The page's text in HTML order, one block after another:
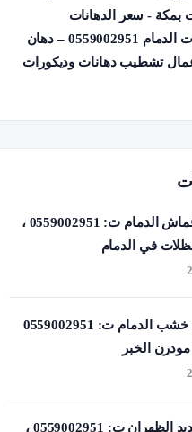
بمكة - سعر الدهانات
معلم دهانات الدمام 0559002951 – دهان
تشطيب دهانات وديكورات
تركيب مظلات قماش الدمام ت: 0559002951 ،
في الدمام
تركيب برجولات خشب الدمام ت: 0559002951
الخبر
تركيب سواتر حديد الظهران ت: 0559002951 ،